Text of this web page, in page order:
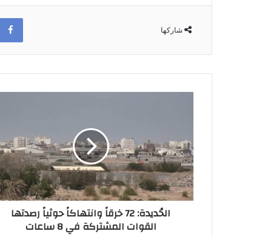
شاركها
الحُديدة: 72 خرقاً وانتهاكاً حوثياً رصدتها
القوات المشتركة في 8 ساعات